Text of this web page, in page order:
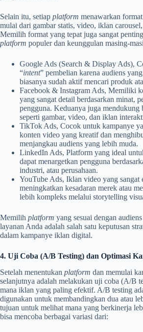
Selain itu, setiap platform menawarkan
mulai dari gambar statis, video, iklan
Memilih format yang tepat juga sangat
platform populer dan keunggulan masing-
Google Ads (Search & Display Ads),
“intent” pembelian karena audiens
biasanya sudah aktif mencari produk
Facebook & Instagram Ads, Memiliki
yang sangat detail berdasarkan minat,
pengguna. Keduanya juga mendukung
seperti gambar, video, dan iklan
TikTok Ads, Cocok untuk kampanye
konten video yang kreatif dan
menjangkau audiens yang lebih muda.
LinkedIn Ads, Platform yang ideal
dapat menargetkan pengguna
industri, atau perusahaan.
YouTube Ads, Iklan video yang sangat
meningkatkan kesadaran merek atau
lebih kompleks melalui storytelling
Memilih platform yang sesuai dengan
layanan Anda adalah salah satu keputusan
dalam kampanye iklan digital.
4. Uji Coba (A/B Testing) dan Optimasi
Setelah menentukan platform dan memulai
selanjutnya adalah melakukan uji coba (A/B
mana iklan yang paling efektif. A/B testing
digunakan untuk membandingkan dua atau
tujuan untuk melihat mana yang berkinerja
bisa mencoba berbagai variasi dari: